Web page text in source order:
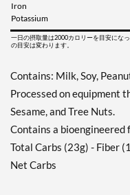
ディスカ
bars
販売価格:
ディスカ
Peanut
Iron
Potassium
一日の摂取量は2000カロリーを目安にな
の目安は変わります。
Contains: Milk, Soy,
Processed on equipment
Sesame, and Tree Nuts.
Contains a bioengineered
Total Carbs (23g) - Fiber
Net Carbs